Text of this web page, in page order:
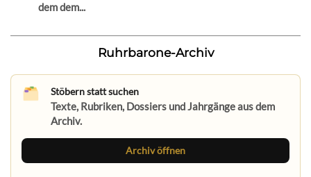
dem dem...
Ruhrbarone-Archiv
Stöbern statt suchen
Texte, Rubriken, Dossiers und Jahrgänge aus dem
Archiv.
Archiv öffnen